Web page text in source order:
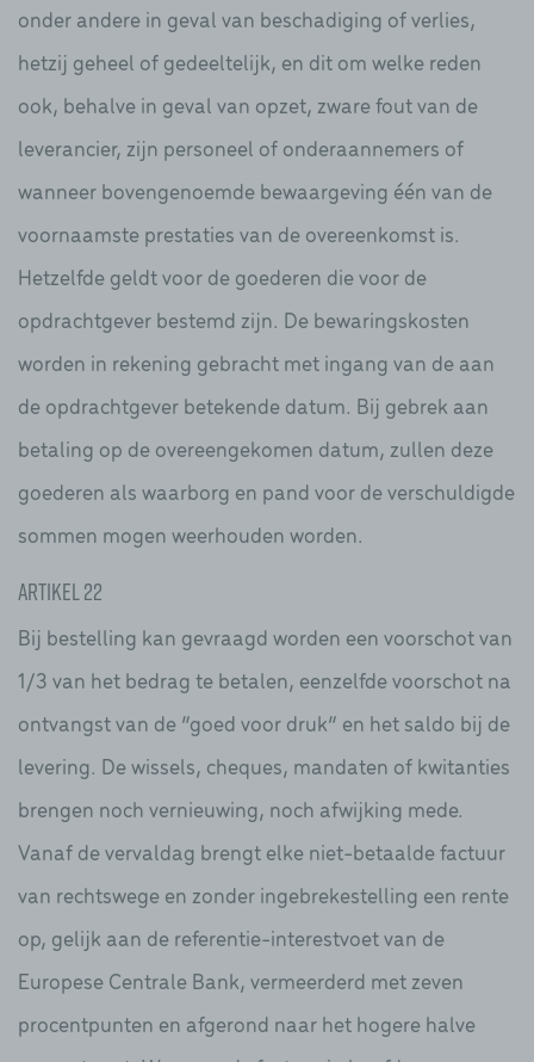
onder andere in geval van beschadiging of verlies,
hetzij geheel of gedeeltelijk, en dit om welke reden
ook, behalve in geval van opzet, zware fout van de
leverancier, zijn personeel of onderaannemers of
wanneer bovengenoemde bewaargeving één van de
voornaamste prestaties van de overeenkomst is.
Hetzelfde geldt voor de goederen die voor de
opdrachtgever bestemd zijn. De bewaringskosten
worden in rekening gebracht met ingang van de aan
de opdrachtgever betekende datum. Bij gebrek aan
betaling op de overeengekomen datum, zullen deze
goederen als waarborg en pand voor de verschuldigde
sommen mogen weerhouden worden.
Artikel 22
Bij bestelling kan gevraagd worden een voorschot van
1/3 van het bedrag te betalen, eenzelfde voorschot na
ontvangst van de “goed voor druk” en het saldo bij de
levering. De wissels, cheques, mandaten of kwitanties
brengen noch vernieuwing, noch afwijking mede.
Vanaf de vervaldag brengt elke niet-betaalde factuur
van rechtswege en zonder ingebrekestelling een rente
op, gelijk aan de referentie-interestvoet van de
Europese Centrale Bank, vermeerderd met zeven
procentpunten en afgerond naar het hogere halve